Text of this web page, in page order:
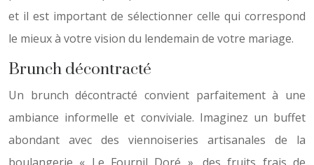
et il est important de sélectionner celle qui correspond
le mieux à votre vision du lendemain de votre mariage.
Brunch décontracté
Un brunch décontracté convient parfaitement à une
ambiance informelle et conviviale. Imaginez un buffet
abondant avec des viennoiseries artisanales de la